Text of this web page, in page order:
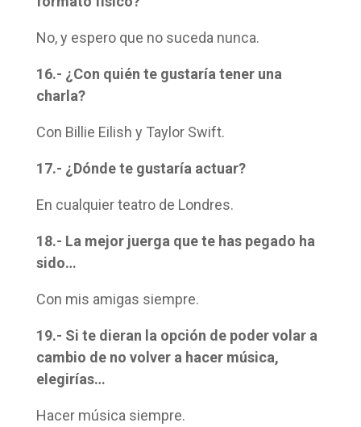
No, y espero que no suceda nunca.
16.- ¿Con quién te gustaría tener una
charla?
Con Billie Eilish y Taylor Swift.
17.- ¿Dónde te gustaría actuar?
En cualquier teatro de Londres.
18.- La mejor juerga que te has pegado ha
sido…
Con mis amigas siempre.
19.- Si te dieran la opción de poder volar a
cambio de no volver a hacer música,
elegirías…
Hacer música siempre.